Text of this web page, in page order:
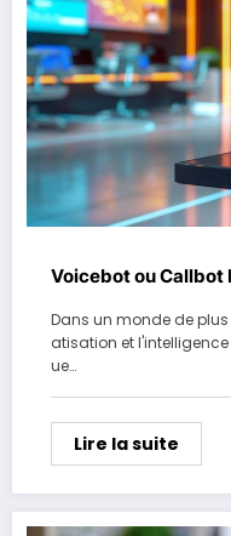
Voicebot ou Callbot
Dans un monde de
atisation et
ue…
Lire la suite